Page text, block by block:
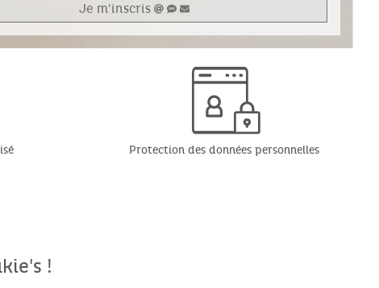
Je m'inscris
Protection des données personnelles
!